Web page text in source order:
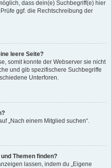
dass dein(e) Suchbegriff(e) hier
ggf. die Rechtschreibung der
leere Seite?
somit konnte der Webserver sie nicht
und gib spezifischere Suchbegriffe
Unterforen.
„Nach einem Mitglied suchen“.
Themen finden?
lassen, indem du „Eigene